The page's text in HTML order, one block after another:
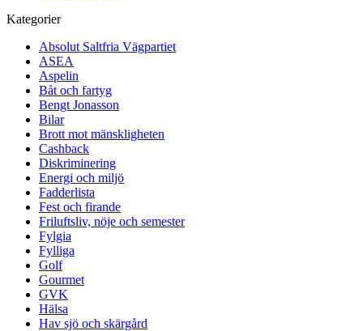
Kategorier
Absolut Saltfria Vägpartiet
ASEA
Aspelin
Båt och fartyg
Bengt Jonasson
Bilar
Brott mot mänskligheten
Cashback
Diskriminering
Energi och miljö
Fadderlista
Fest och firande
Friluftsliv, nöje och semester
Fylgia
Fylliga
Golf
Gourmet
GVK
Hälsa
Hav sjö och skärgård